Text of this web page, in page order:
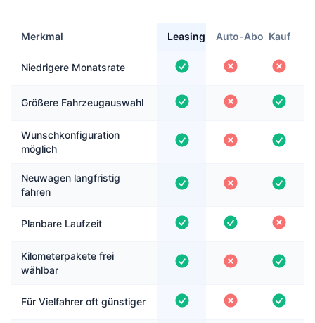
Merkmal Leasing Auto-Abo Kauf
Niedrigere Monatsrate
Größere Fahrzeugauswahl
Wunschkonfiguration
möglich
Neuwagen langfristig
fahren
Planbare Laufzeit
Kilometerpakete frei
wählbar
Für Vielfahrer oft günstiger